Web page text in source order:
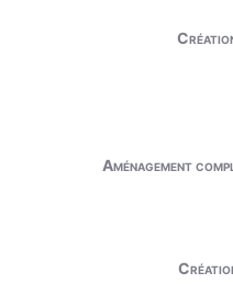
Aménagement